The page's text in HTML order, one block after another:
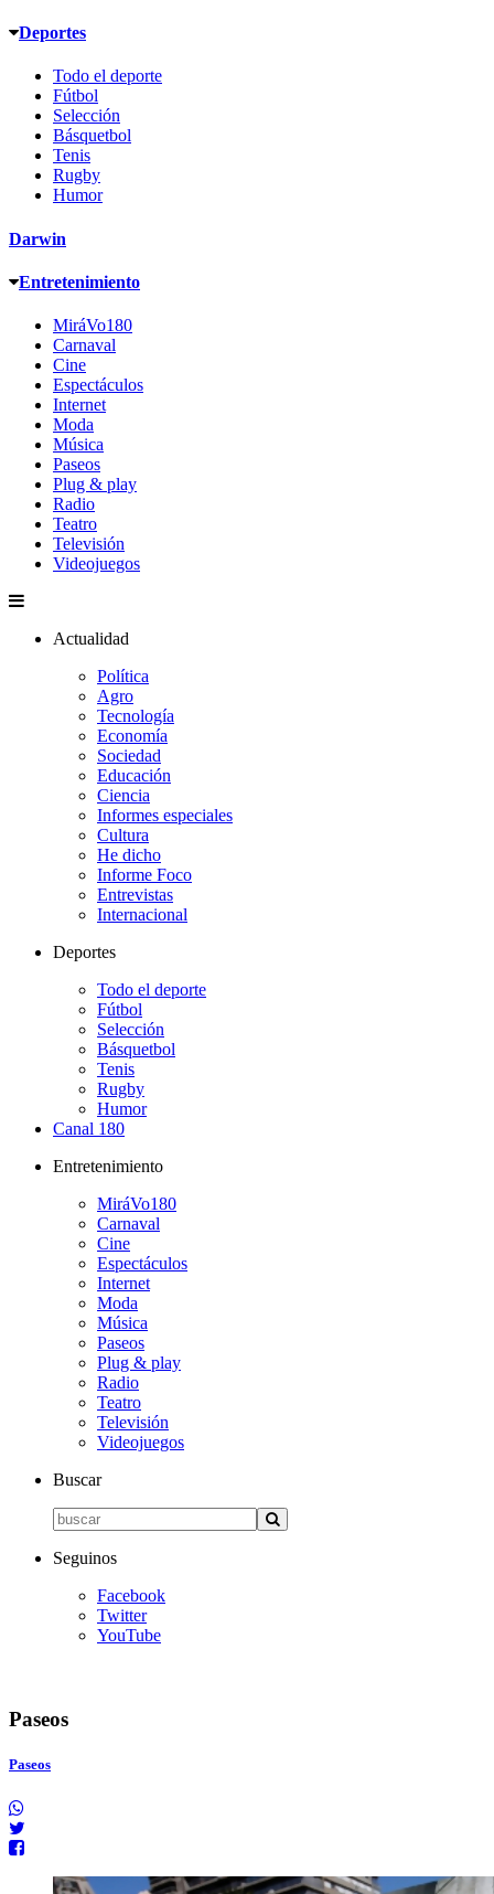
Deportes
Todo el deporte
Fútbol
Selección
Básquetbol
Tenis
Rugby
Humor
Darwin
Entretenimiento
MiráVo180
Carnaval
Cine
Espectáculos
Internet
Moda
Música
Paseos
Plug & play
Radio
Teatro
Televisión
Videojuegos
Actualidad
Política
Agro
Tecnología
Economía
Sociedad
Educación
Ciencia
Informes especiales
Cultura
He dicho
Informe Foco
Entrevistas
Internacional
Deportes
Todo el deporte
Fútbol
Selección
Básquetbol
Tenis
Rugby
Humor
Canal 180
Entretenimiento
MiráVo180
Carnaval
Cine
Espectáculos
Internet
Moda
Música
Paseos
Plug & play
Radio
Teatro
Televisión
Videojuegos
Buscar
Seguinos
Facebook
Twitter
YouTube
Paseos
Paseos